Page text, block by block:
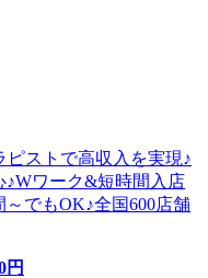
ピストで高収入を実現♪
♪Wワーク&短時間入店
でもOK♪全国600店舗
円